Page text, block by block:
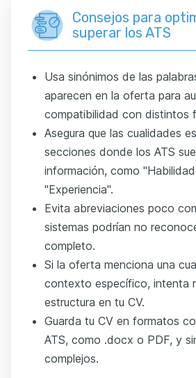
Consejos para
superar los ATS
Usa sinónimos de las
aparecen en la oferta para
compatibilidad con distintos
Asegura que las cualidades
secciones donde los ATS
información, como
"Experiencia".
Evita abreviaciones poco
sistemas podrían no
completo.
Si la oferta menciona una
contexto específico, intenta
estructura en tu CV.
Guarda tu CV en formatos
ATS, como .docx o PDF, y
complejos.